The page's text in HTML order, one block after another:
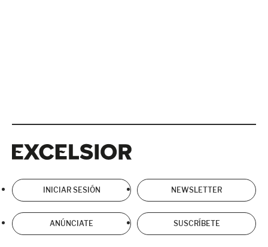
INICIAR SESIÓN NEWSLETTER
ANÚNCIATE SUSCRÍBETE